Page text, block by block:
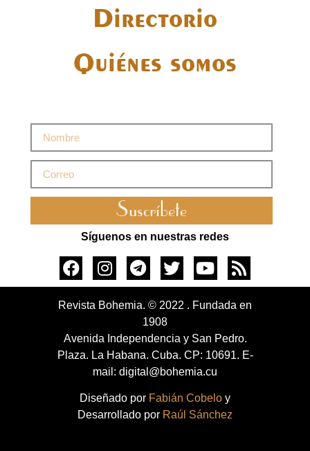
Directorio
Quiénes somos
Suscríbete
Síguenos en nuestras redes
Revista Bohemia. © 2022 . Fundada en
1908
Avenida Independencia y San Pedro.
Plaza. La Habana. Cuba. CP: 10691. E-
mail: digital@bohemia.cu
Diseñado por Fabián Cobelo y
Desarrollado por Raúl Sánchez